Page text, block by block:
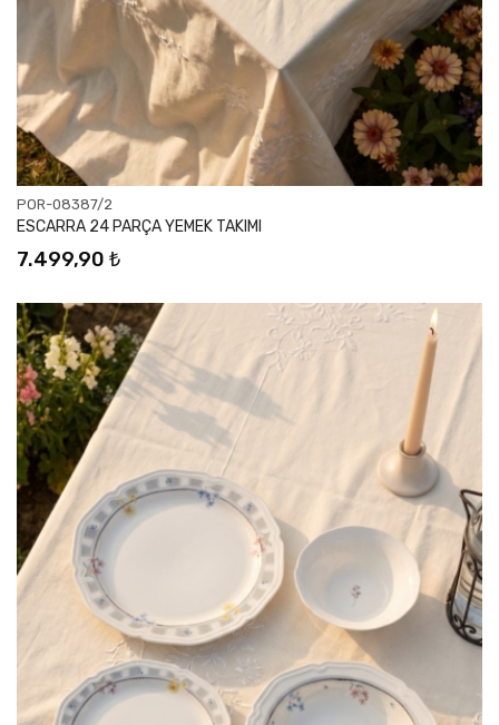
POR-08387/2
ESCARRA 24 PARÇA YEMEK TAKIMI
7.499,90 ₺